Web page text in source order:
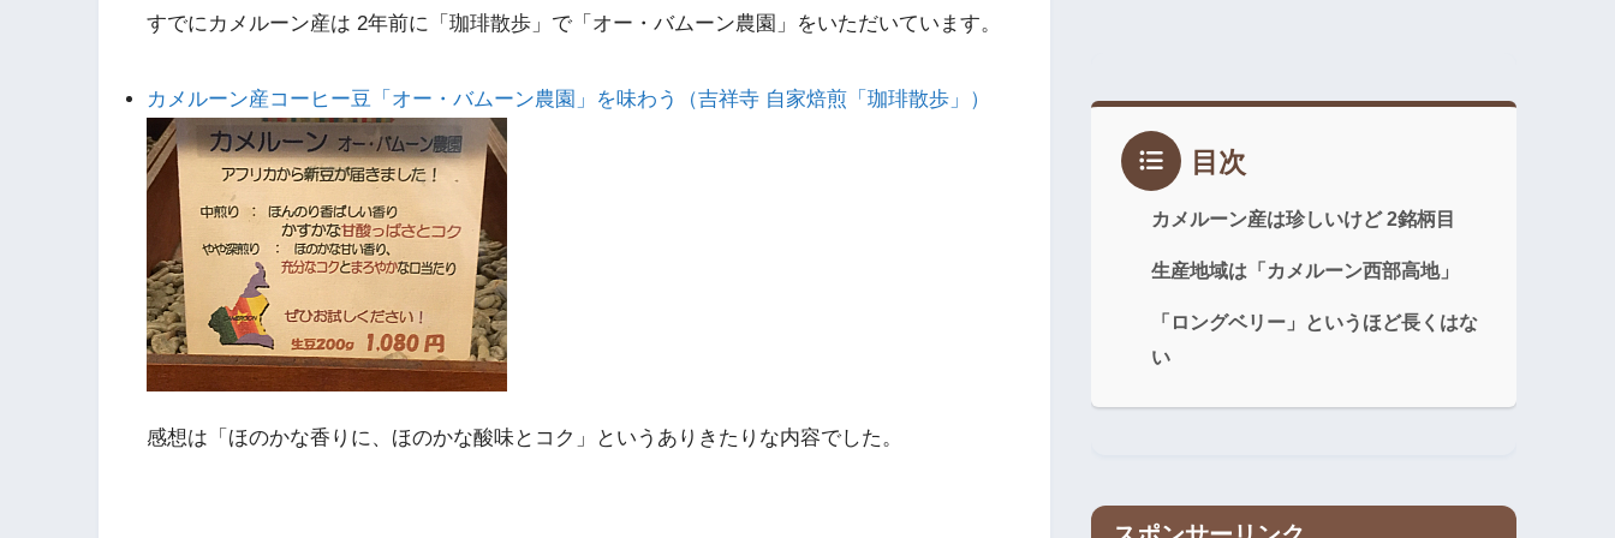
すでにカメルーン産は 2年前に「珈琲散歩」で「オー・バムーン農園」をいただいています。
カメルーン産コーヒー豆「オー・バムーン農園」を味わう（吉祥寺 自家焙煎「珈琲散歩」）
感想は「ほのかな香りに、ほのかな酸味とコク」というありきたりな内容でした。
目次
カメルーン産は珍しいけど 2銘柄目
生産地域は「カメルーン西部高地」
「ロングベリー」というほど長くはな
い